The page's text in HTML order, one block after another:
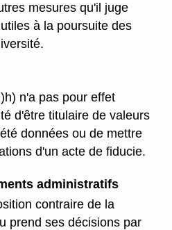
mesures qu'il juge
à la poursuite des
n'a pas pour effet
d'être titulaire de valeurs
données ou de mettre
d'un acte de fiducie.
administratifs
contraire de la
prend ses décisions par